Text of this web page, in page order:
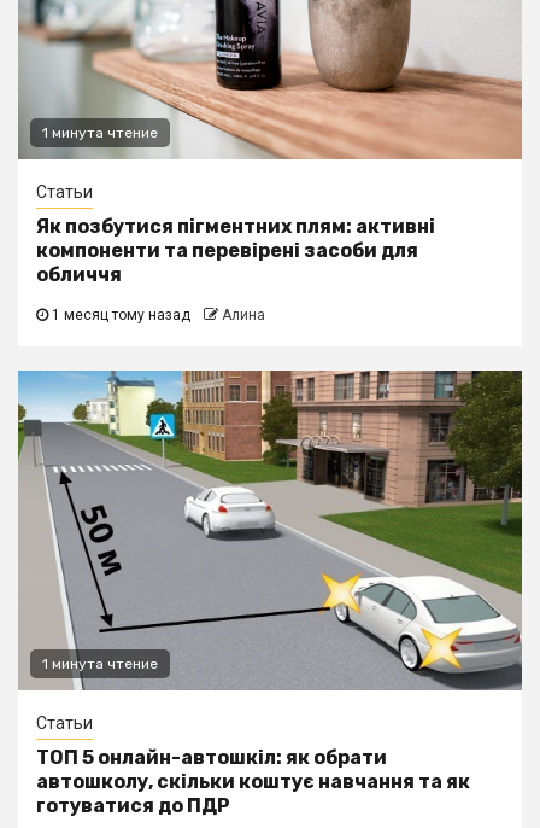
1 минута чтение
Статьи
Як позбутися пігментних плям: активні
компоненти та перевірені засоби для
обличчя
1 месяц тому назад Алина
1 минута чтение
Статьи
ТОП 5 онлайн-автошкіл: як обрати
автошколу, скільки коштує навчання та як
готуватися до ПДР